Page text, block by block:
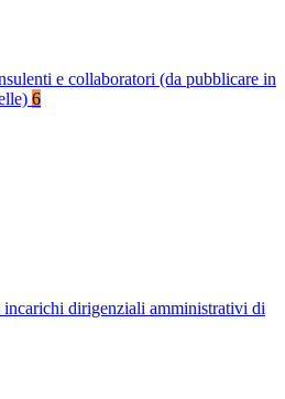
e collaboratori (da pubblicare in
6
dirigenziali amministrativi di